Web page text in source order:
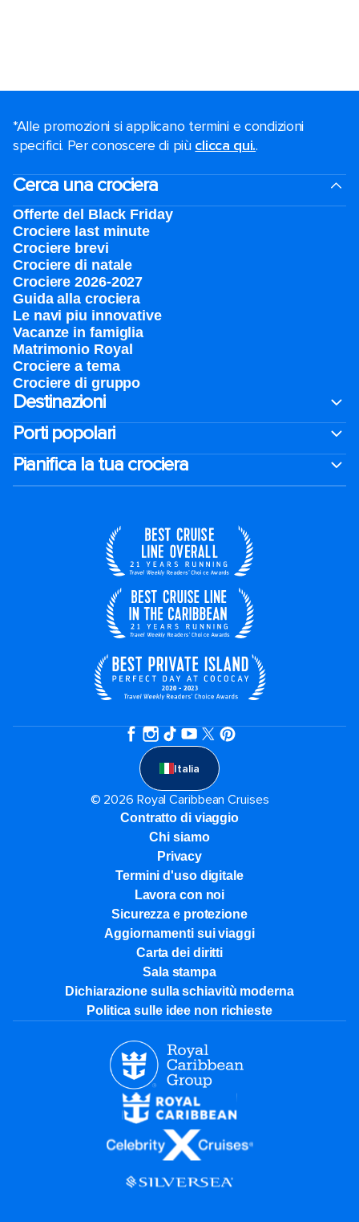
*Alle promozioni si applicano termini e condizioni
specifici. Per conoscere di più clicca qui..
Cerca una crociera
Offerte del Black Friday
Crociere last minute
Crociere brevi​
Crociere di natale​
Crociere 2026-2027
Guida alla crociera
Le navi piu innovative
Vacanze in famiglia
Matrimonio Royal
Crociere a tema
Crociere di gruppo
Destinazioni
Porti popolari
Pianifica la tua crociera
Italia
© 2026 Royal Caribbean Cruises
Contratto di viaggio
Chi siamo
Privacy
Termini d'uso digitale
Lavora con noi
Sicurezza e protezione
Aggiornamenti sui viaggi
Carta dei diritti
Sala stampa
Dichiarazione sulla schiavitù moderna
Politica sulle idee non richieste